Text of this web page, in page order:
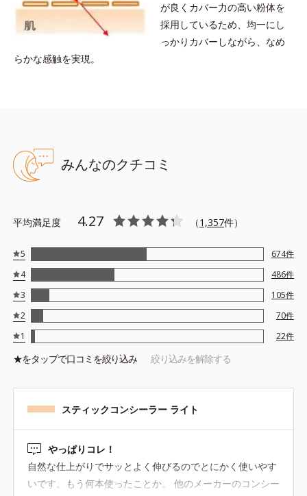
が良くカバー力の高い粉体を
採用しているため、均一にし
っかりカバーしながら、なめ
らかな感触を実現。
みんなのクチコミ
平均満足度 4.27 （1,357件）
5 674件
4
486件
3
105件
2
70件
1
22件
★をタップで口コミを絞り込み 絞り込みを解除する
スティックコンシーラー ライト
やっぱりコレ！
自然な仕上がりでサッとよく伸びるのでとにかく使いやす
いです。もう何本使ったことか。 他のメーカーのコンシー